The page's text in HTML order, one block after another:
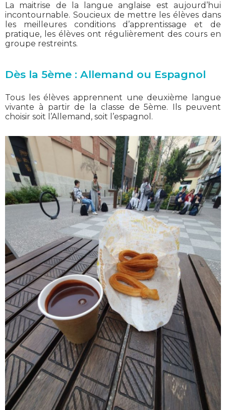
La maitrise de la langue anglaise est aujourd’hui
incontournable. Soucieux de mettre les élèves dans
les meilleures conditions d’apprentissage et de
pratique, les élèves ont régulièrement des cours en
groupe restreints.
Dès la 5ème : Allemand ou Espagnol
Tous les élèves apprennent une deuxième langue
vivante à partir de la classe de 5ème. Ils peuvent
choisir soit l’Allemand, soit l’espagnol.